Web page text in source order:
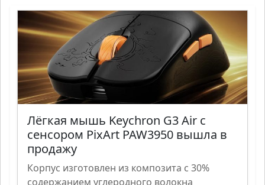
Лёгкая мышь Keychron G3 Air с
сенсором PixArt PAW3950 вышла в
продажу
Корпус изготовлен из композита с 30%
содержанием углеродного волокна